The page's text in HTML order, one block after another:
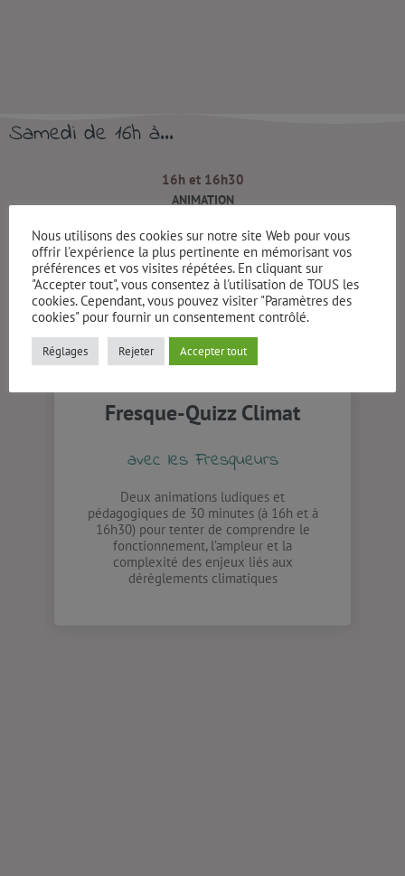
Samedi de 16h à...
16h et 16h30
ANIMATION
Fresque-Quizz Climat
avec les Fresqueurs
Deux animations ludiques et
pédagogiques de 30 minutes (à 16h et à
16h30) pour tenter de comprendre le
fonctionnement, l’ampleur et la
complexité des enjeux liés aux
dérèglements climatiques
Nous utilisons des cookies sur notre site Web pour vous
offrir l'expérience la plus pertinente en mémorisant vos
préférences et vos visites répétées. En cliquant sur
"Accepter tout", vous consentez à l'utilisation de TOUS les
cookies. Cependant, vous pouvez visiter "Paramètres des
cookies" pour fournir un consentement contrôlé.
Réglages Rejeter Accepter tout